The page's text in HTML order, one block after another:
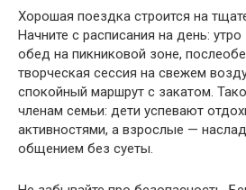
Хорошая поездка строится на
Начните с расписания на день: утро
обед на пикниковой зоне,
творческая сессия на свежем
спокойный маршрут с закатом.
членам семьи: дети успевают
активностями, а взрослые —
общением без суеты.